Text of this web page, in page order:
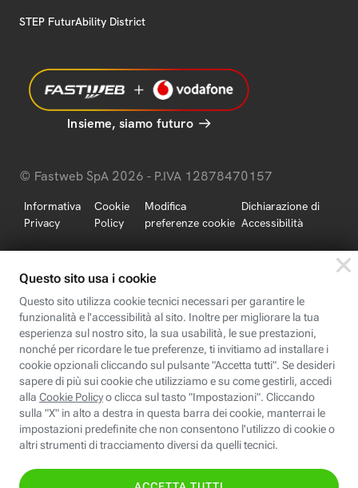
STEP FuturAbility District
Insieme, siamo futuro
© Fastweb SpA 2026 - P.IVA 12878470157
Informativa
Privacy
Cookie
Policy
Modifica
preferenze cookie
Dichiarazione di
Accessibilità